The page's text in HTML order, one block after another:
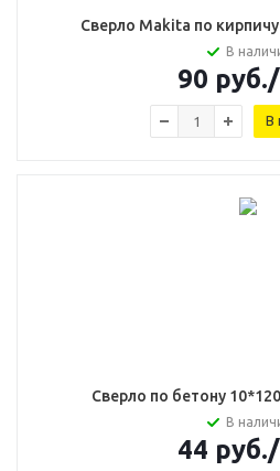
В
90 руб.
В
Сверло по бетону
В
44 руб.